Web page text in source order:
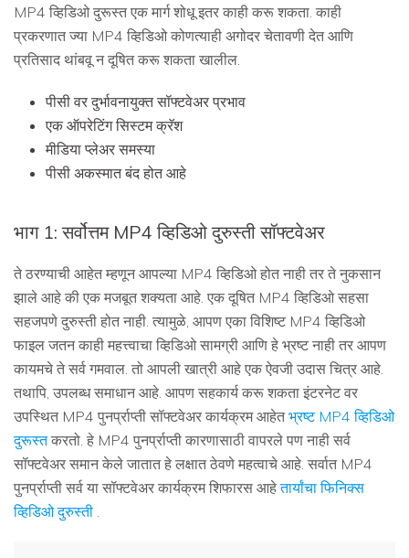
MP4 व्हिडिओ दुरूस्त एक मार्ग शोधू इतर काही करू शकता. काही
प्रकरणात ज्या MP4 व्हिडिओ कोणत्याही अगोदर चेतावणी देत ​​आणि
प्रतिसाद थांबवू न दूषित करू शकता खालील.
पीसी वर दुर्भावनायुक्त सॉफ्टवेअर प्रभाव
एक ऑपरेटिंग सिस्टम क्रॅश
मीडिया प्लेअर समस्या
पीसी अकस्मात बंद होत आहे
भाग 1: सर्वोत्तम MP4 व्हिडिओ दुरुस्ती सॉफ्टवेअर
ते ठरण्याची आहेत म्हणून आपल्या MP4 व्हिडिओ होत नाही तर ते नुकसान
झाले आहे की एक मजबूत शक्यता आहे. एक दूषित MP4 व्हिडिओ सहसा
सहजपणे दुरुस्ती होत नाही. त्यामुळे, आपण एका विशिष्ट MP4 व्हिडिओ
फाइल जतन काही महत्त्वाचा व्हिडिओ सामग्री आणि हे भ्रष्ट नाही तर आपण
कायमचे ते सर्व गमवाल. तो आपली खात्री आहे एक ऐवजी उदास चित्र आहे.
तथापि, उपलब्ध समाधान आहे. आपण सहकार्य करू शकता इंटरनेट वर
उपस्थित MP4 पुनर्प्राप्ती सॉफ्टवेअर कार्यक्रम आहेतभ्रष्ट MP4 व्हिडिओ
दुरूस्तकरतो. हे MP4 पुनर्प्राप्ती कारणासाठी वापरले पण नाही सर्व
सॉफ्टवेअर समान केले जातात हे लक्षात ठेवणे महत्वाचे आहे. सर्वात MP4
पुनर्प्राप्ती सर्व या सॉफ्टवेअर कार्यक्रम शिफारस आहेतार्यांचा फिनिक्स
व्हिडिओ दुरुस्ती .